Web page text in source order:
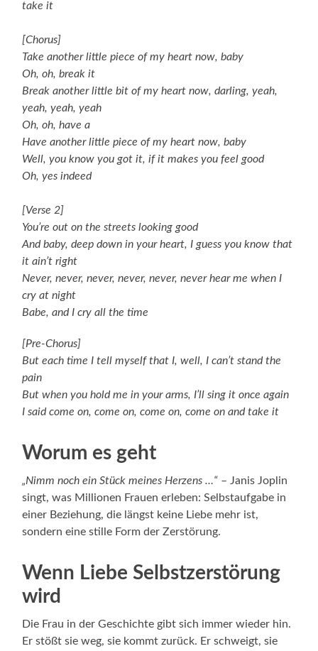
take it
[Chorus]
Take another little piece of my heart now, baby
Oh, oh, break it
Break another little bit of my heart now, darling, yeah,
yeah, yeah, yeah
Oh, oh, have a
Have another little piece of my heart now, baby
Well, you know you got it, if it makes you feel good
Oh, yes indeed
[Verse 2]
You’re out on the streets looking good
And baby, deep down in your heart, I guess you know that
it ain’t right
Never, never, never, never, never, never hear me when I
cry at night
Babe, and I cry all the time
[Pre-Chorus]
But each time I tell myself that I, well, I can’t stand the
pain
But when you hold me in your arms, I’ll sing it once again
I said come on, come on, come on, come on and take it
Worum es geht
„Nimm noch ein Stück meines Herzens …“ – Janis Joplin
singt, was Millionen Frauen erleben: Selbstaufgabe in
einer Beziehung, die längst keine Liebe mehr ist,
sondern eine stille Form der Zerstörung.
Wenn Liebe Selbstzerstörung
wird
Die Frau in der Geschichte gibt sich immer wieder hin.
Er stößt sie weg, sie kommt zurück. Er schweigt, sie